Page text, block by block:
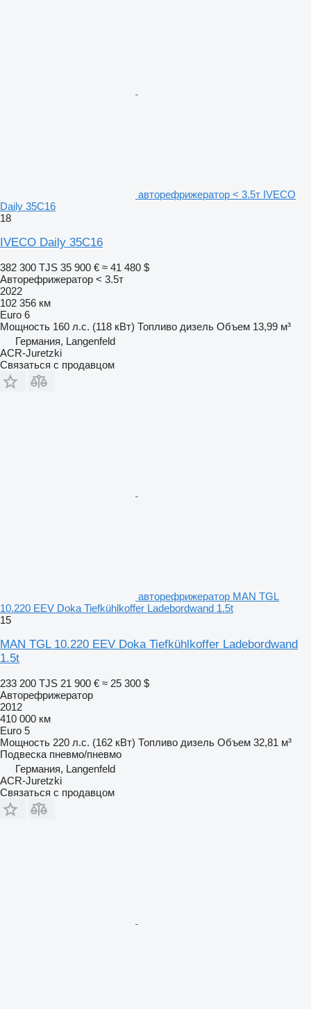
авторефрижератор < 3.5т IVECO
Daily 35C16
18
IVECO Daily 35C16
382 300 TJS 35 900 € ≈ 41 480 $
Авторефрижератор < 3.5т
2022
102 356 км
Euro 6
Мощность 160 л.с. (118 кВт) Топливо дизель Объем 13,99 м³
Германия, Langenfeld
ACR-Juretzki
Связаться с продавцом
авторефрижератор MAN TGL
10.220 EEV Doka Tiefkühlkoffer Ladebordwand 1.5t
15
MAN TGL 10.220 EEV Doka Tiefkühlkoffer Ladebordwand
1.5t
233 200 TJS 21 900 € ≈ 25 300 $
Авторефрижератор
2012
410 000 км
Euro 5
Мощность 220 л.с. (162 кВт) Топливо дизель Объем 32,81 м³
Подвеска пневмо/пневмо
Германия, Langenfeld
ACR-Juretzki
Связаться с продавцом